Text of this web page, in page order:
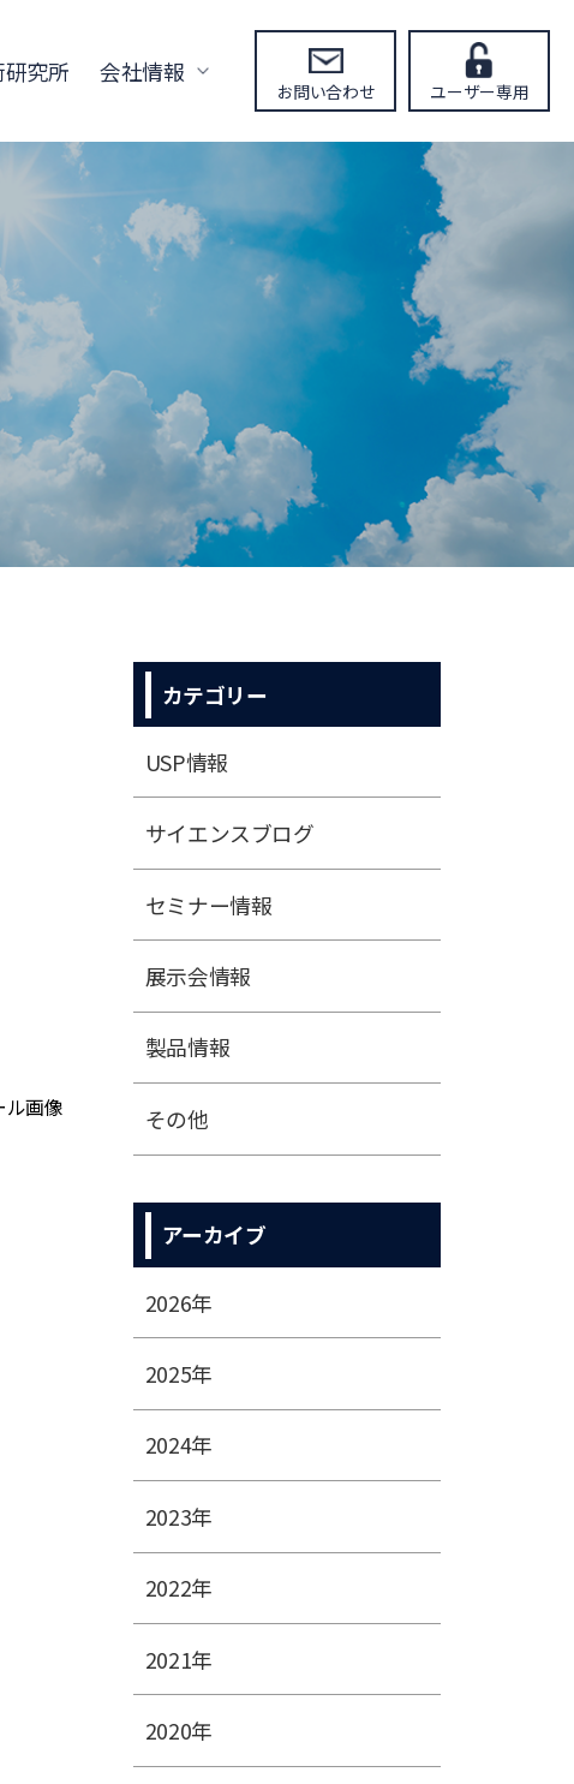
究所 会社情報
お問い合わせ ユーザー専用
カテゴリー
USP情報
サイエンスブログ
セミナー情報
展⽰会情報
製品情報
その他
アーカイブ
2026年
2025年
2024年
2023年
2022年
2021年
2020年